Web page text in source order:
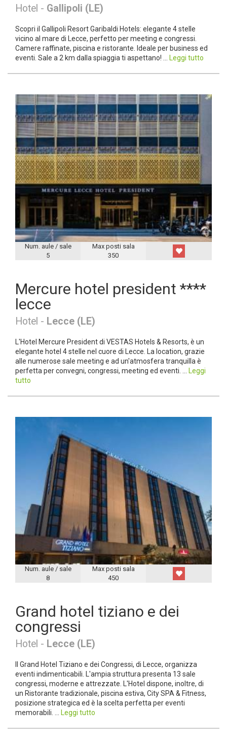
Hotel - Gallipoli (LE)
Scopri il Gallipoli Resort Garibaldi Hotels: elegante 4 stelle
vicino al mare di Lecce, perfetto per meeting e congressi.
Camere raffinate, piscina e ristorante. Ideale per business ed
eventi. Sale a 2 km dalla spiaggia ti aspettano! ...
Leggi tutto
Num. aule / sale
5
Max posti sala
350
Mercure hotel president ****
lecce
Hotel - Lecce (LE)
L'Hotel Mercure President di VESTAS Hotels & Resorts, è un
elegante hotel 4 stelle nel cuore di Lecce. La location, grazie
alle numerose sale meeting e ad un'atmosfera tranquilla è
perfetta per convegni, congressi, meeting ed eventi. ...
Leggi
tutto
Num. aule / sale
8
Max posti sala
450
Grand hotel tiziano e dei
congressi
Hotel - Lecce (LE)
Il Grand Hotel Tiziano e dei Congressi, di Lecce, organizza
eventi indimenticabili. L'ampia struttura presenta 13 sale
congressi, moderne e attrezzate. L'Hotel dispone, inoltre, di
un Ristorante tradizionale, piscina estiva, City SPA & Fitness,
posizione strategica ed è la scelta perfetta per eventi
memorabili. ...
Leggi tutto